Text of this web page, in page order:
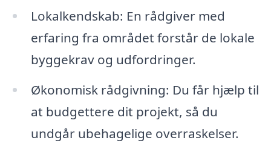
Lokalkendskab: En rådgiver med
erfaring fra området forstår de lokale
byggekrav og udfordringer.
Økonomisk rådgivning: Du får hjælp til
at budgettere dit projekt, så du
undgår ubehagelige overraskelser.